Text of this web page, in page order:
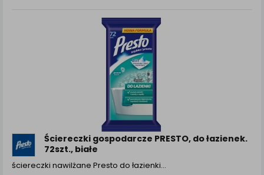
Ściereczki gospodarcze PRESTO, do łazienek.
72szt., białe
ściereczki nawilżane Presto do łazienki…